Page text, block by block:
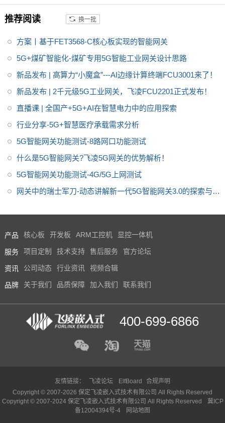
C、QEMU）、IPSEC、OpenSS
用户二次开发。
计；5G模组采用M.2封装可插拔
方式，可更换为4G模组做成本优
化；以及支持5个RS485接口，
适用于智慧工厂、智慧农业、智
慧城市、智慧医疗等领域，关于
传感器数据采集、网络摄像头图
上传等应用。
推荐阅读 换一批
方案丨基于FET3568-C核心板实现的智能网关
5G+煤矿智能化-煤矿专用5G智能工业网关设计思路
新品发布 | 高算力“小魔盒”---AI边缘计算终端FCU3001来了！
新品发布 | 2千元级5G工业网关，飞凌FCU2201正式发布！
直播课 | 全国产+5G+AI在智慧电力中的应用探索
行业分享-5G+智慧医疗承载需求分析
5G智能网关功能测试-8路网口功能测试
什么是5G智能网关?飞凌5G网关的优势解析！
5G智能网关功能测试-4G/5G上网测试
网关中的瑞士军刀-动态讲解新一代5G智能网关3.0的探索与应
产品 核心板 开发板 ARM工控机 显控一体机
服务 项目定制 技术支持 售后服务 官方论坛
资讯 公司动态 行业资讯 视频合辑
品牌 关于我们 品质保障 加入我们 联系我们
400-699-6866
友情链接： 飞凌论坛 ElfBoard
合规声明
Copyright © 2007-2026 保定飞凌嵌入式技术有限公司 All Rights Reserved
Copyright © 2007-2024 保定飞凌嵌入式技术有限公司 All Rights Reserved
冀ICP
备12004394号-4
网站地图